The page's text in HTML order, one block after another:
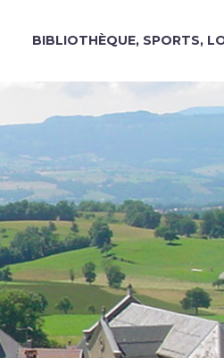
BIBLIOTHÈQUE, SPORTS,